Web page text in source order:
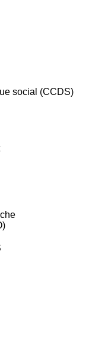
social (CCDS)